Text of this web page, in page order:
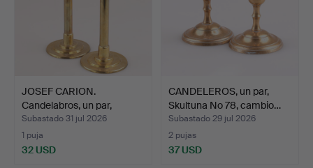
JOSEF CARION.
Candelabros, un par,
firmado…
Subastado 31 jul 2026
1 puja
32 USD
CANDELEROS, un par,
Skultuna No 78, cambio…
Subastado 29 jul 2026
2 pujas
37 USD